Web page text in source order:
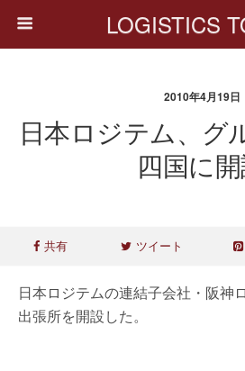
LOGISTICS
2010年4月19日
日本ロジテム、グ
四国に
共有 ツイート
日本ロジテムの連結子会社・阪神
出張所を開設した。